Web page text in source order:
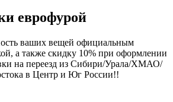
еврофурой
ваших вещей официальным
а также скидку 10% при оформлении
на переезд из Сибири/Урала/ХМАО/
в Центр и Юг России!!